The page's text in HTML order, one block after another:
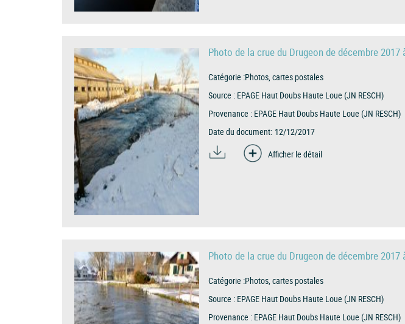
Photo de la crue du Drugeon de décembre 2017
Catégorie :Photos, cartes postales
Source : EPAGE Haut Doubs Haute Loue (JN RESCH)
Provenance : EPAGE Haut Doubs Haute Loue (JN RESCH)
Date du document: 12/12/2017
Afficher le détail
Photo de la crue du Drugeon de décembre 2017
Catégorie :Photos, cartes postales
Source : EPAGE Haut Doubs Haute Loue (JN RESCH)
Provenance : EPAGE Haut Doubs Haute Loue (JN RESCH)